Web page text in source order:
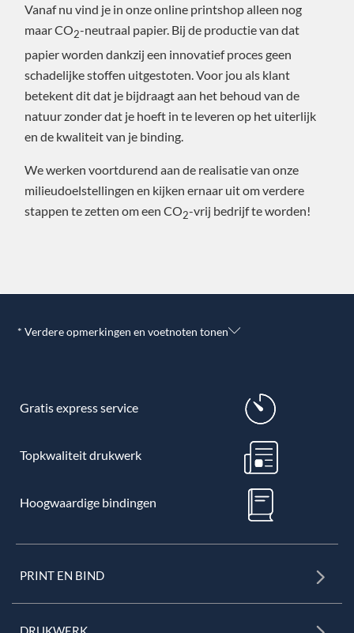
Vanaf nu vind je in onze online printshop alleen nog
maar CO2-neutraal papier. Bij de productie van dat
papier worden dankzij een innovatief proces geen
schadelijke stoffen uitgestoten. Voor jou als klant
betekent dit dat je bijdraagt aan het behoud van de
natuur zonder dat je hoeft in te leveren op het uiterlijk
en de kwaliteit van je binding.
We werken voortdurend aan de realisatie van onze
milieudoelstellingen en kijken ernaar uit om verdere
stappen te zetten om een CO2-vrij bedrijf te worden!
* Verdere opmerkingen en voetnoten tonen
Gratis express service
Topkwaliteit drukwerk
Hoogwaardige bindingen
PRINT EN BIND